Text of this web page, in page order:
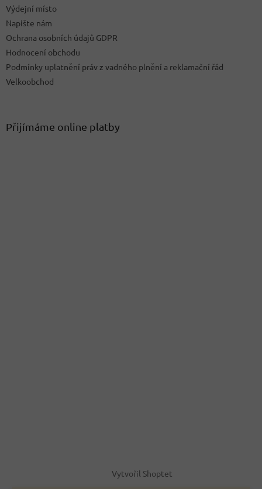
Výdejní místo
Napište nám
Ochrana osobních údajů GDPR
Hodnocení obchodu
Podmínky uplatnění práv z vadného plnění a reklamační řád
Velkoobchod
Přijímáme online platby
Vytvořil Shoptet